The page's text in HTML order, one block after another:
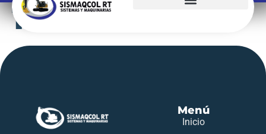
1616875
Menú
Inicio